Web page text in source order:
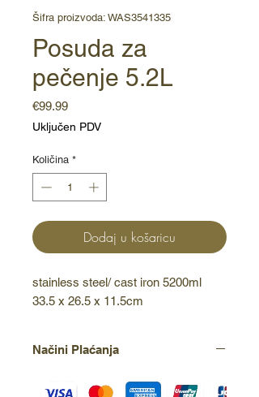
Šifra proizvoda: WAS3541335
Posuda za
pečenje 5.2L
€99.99Cijena
Uključen PDV
Količina *
Dodaj u košaricu
stainless steel/ cast iron 5200ml
33.5 x 26.5 x 11.5cm
Načini Plaćanja